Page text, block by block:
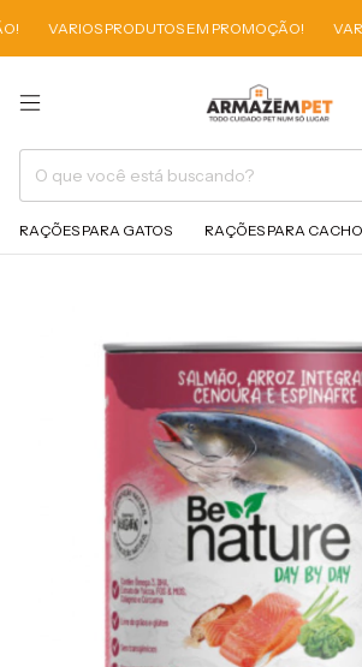
VARIOS PRODUTOS EM PROMOÇÃO!
RAÇÕES PARA GATOS RAÇÕES PARA